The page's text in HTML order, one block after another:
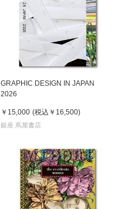
GRAPHIC DESIGN IN JAPAN
2026
￥15,000 (税込 ￥16,500)
銀座 蔦屋書店